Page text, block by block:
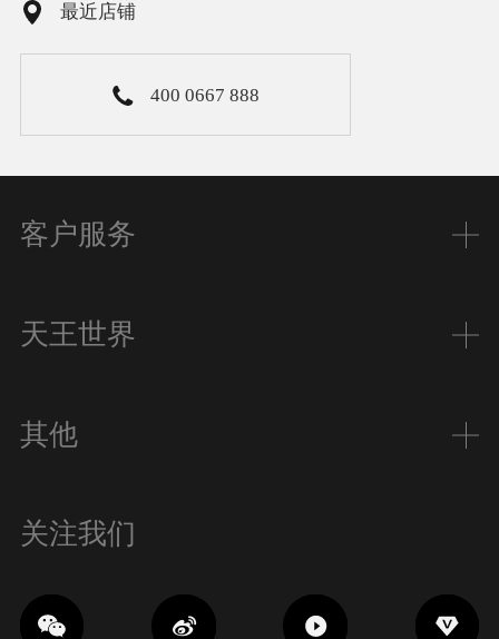
最近店铺
400 0667 888
客户服务
天王世界
其他
关注我们